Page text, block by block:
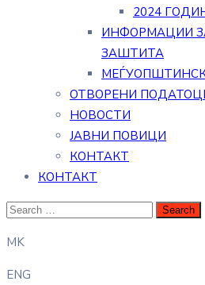
2024
ИНФОРМАЦИИ
ЗАШТИТА
ОТВОРЕНИ
НОВОСТИ
ЈАВНИ ПОВИЦИ
КОНТАКТ
КОНТАКТ
MK
ENG